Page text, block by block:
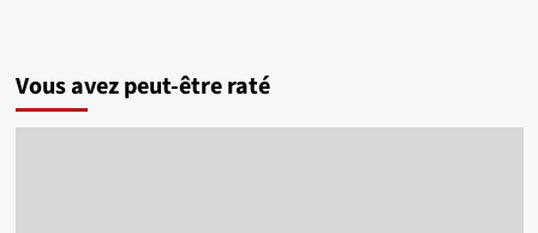
Vous avez peut-être raté